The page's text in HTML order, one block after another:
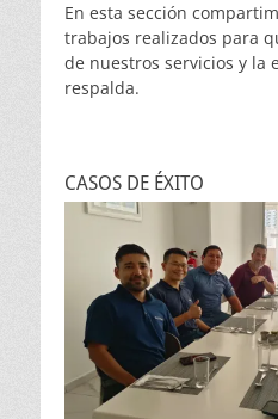
En esta sección
trabajos realizados para
de nuestros servicios y la
respalda.
CASOS DE ÉXITO